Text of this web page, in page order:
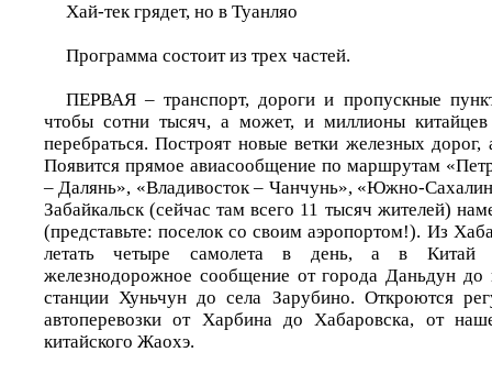
Хай-тек грядет, но в Туанляо
Программа состоит из трех частей.
ПЕРВАЯ – транспорт, дороги и пропускные
чтобы сотни тысяч, а может, и миллионы
перебраться. Построят новые ветки железных дорог,
Появится прямое авиасообщение по маршрутам
– Далянь», «Владивосток – Чанчунь», «Южно-
Забайкальск (сейчас там всего 11 тысяч жителей)
(представьте: поселок со своим аэропортом!). Из
летать четыре самолета в день, а в Китай
железнодорожное сообщение от города Даньдун до
станции Хуньчун до села Зарубино. Откроются
автоперевозки от Харбина до Хабаровска, от
китайского Жаохэ.